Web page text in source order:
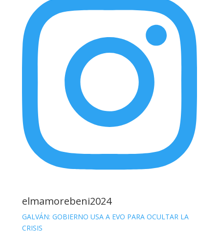
elmamorebeni2024
GALVÁN: GOBIERNO USA A EVO PARA OCULTAR LA
CRISIS